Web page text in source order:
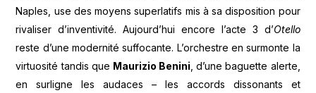
Naples, use des moyens superlatifs mis à sa disposition pour
rivaliser d’inventivité. Aujourd’hui encore l’acte 3 d’Otello
reste d’une modernité suffocante. L’orchestre en surmonte la
virtuosité tandis que Maurizio Benini, d’une baguette alerte,
en surligne les audaces – les accords dissonants et